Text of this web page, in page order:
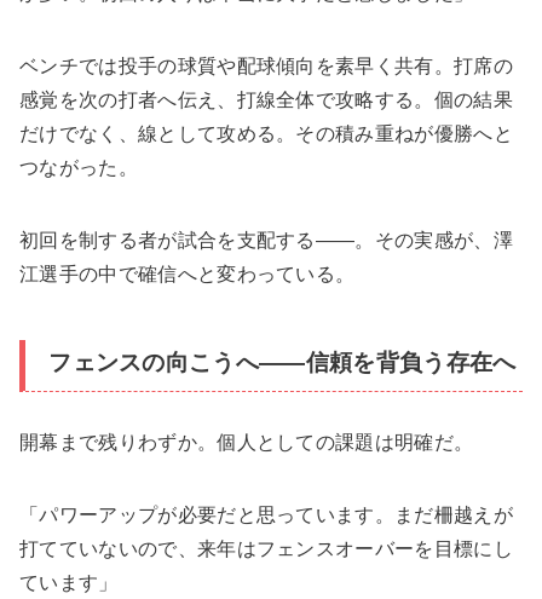
ベンチでは投手の球質や配球傾向を素早く共有。打席の
感覚を次の打者へ伝え、打線全体で攻略する。個の結果
だけでなく、線として攻める。その積み重ねが優勝へと
つながった。
初回を制する者が試合を支配する――。その実感が、澤
江選手の中で確信へと変わっている。
フェンスの向こうへ――信頼を背負う存在へ
開幕まで残りわずか。個人としての課題は明確だ。
「パワーアップが必要だと思っています。まだ柵越えが
打てていないので、来年はフェンスオーバーを目標にし
ています」